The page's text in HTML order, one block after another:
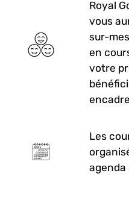
Royal
vous
sur-
en
votre
Les
agenda